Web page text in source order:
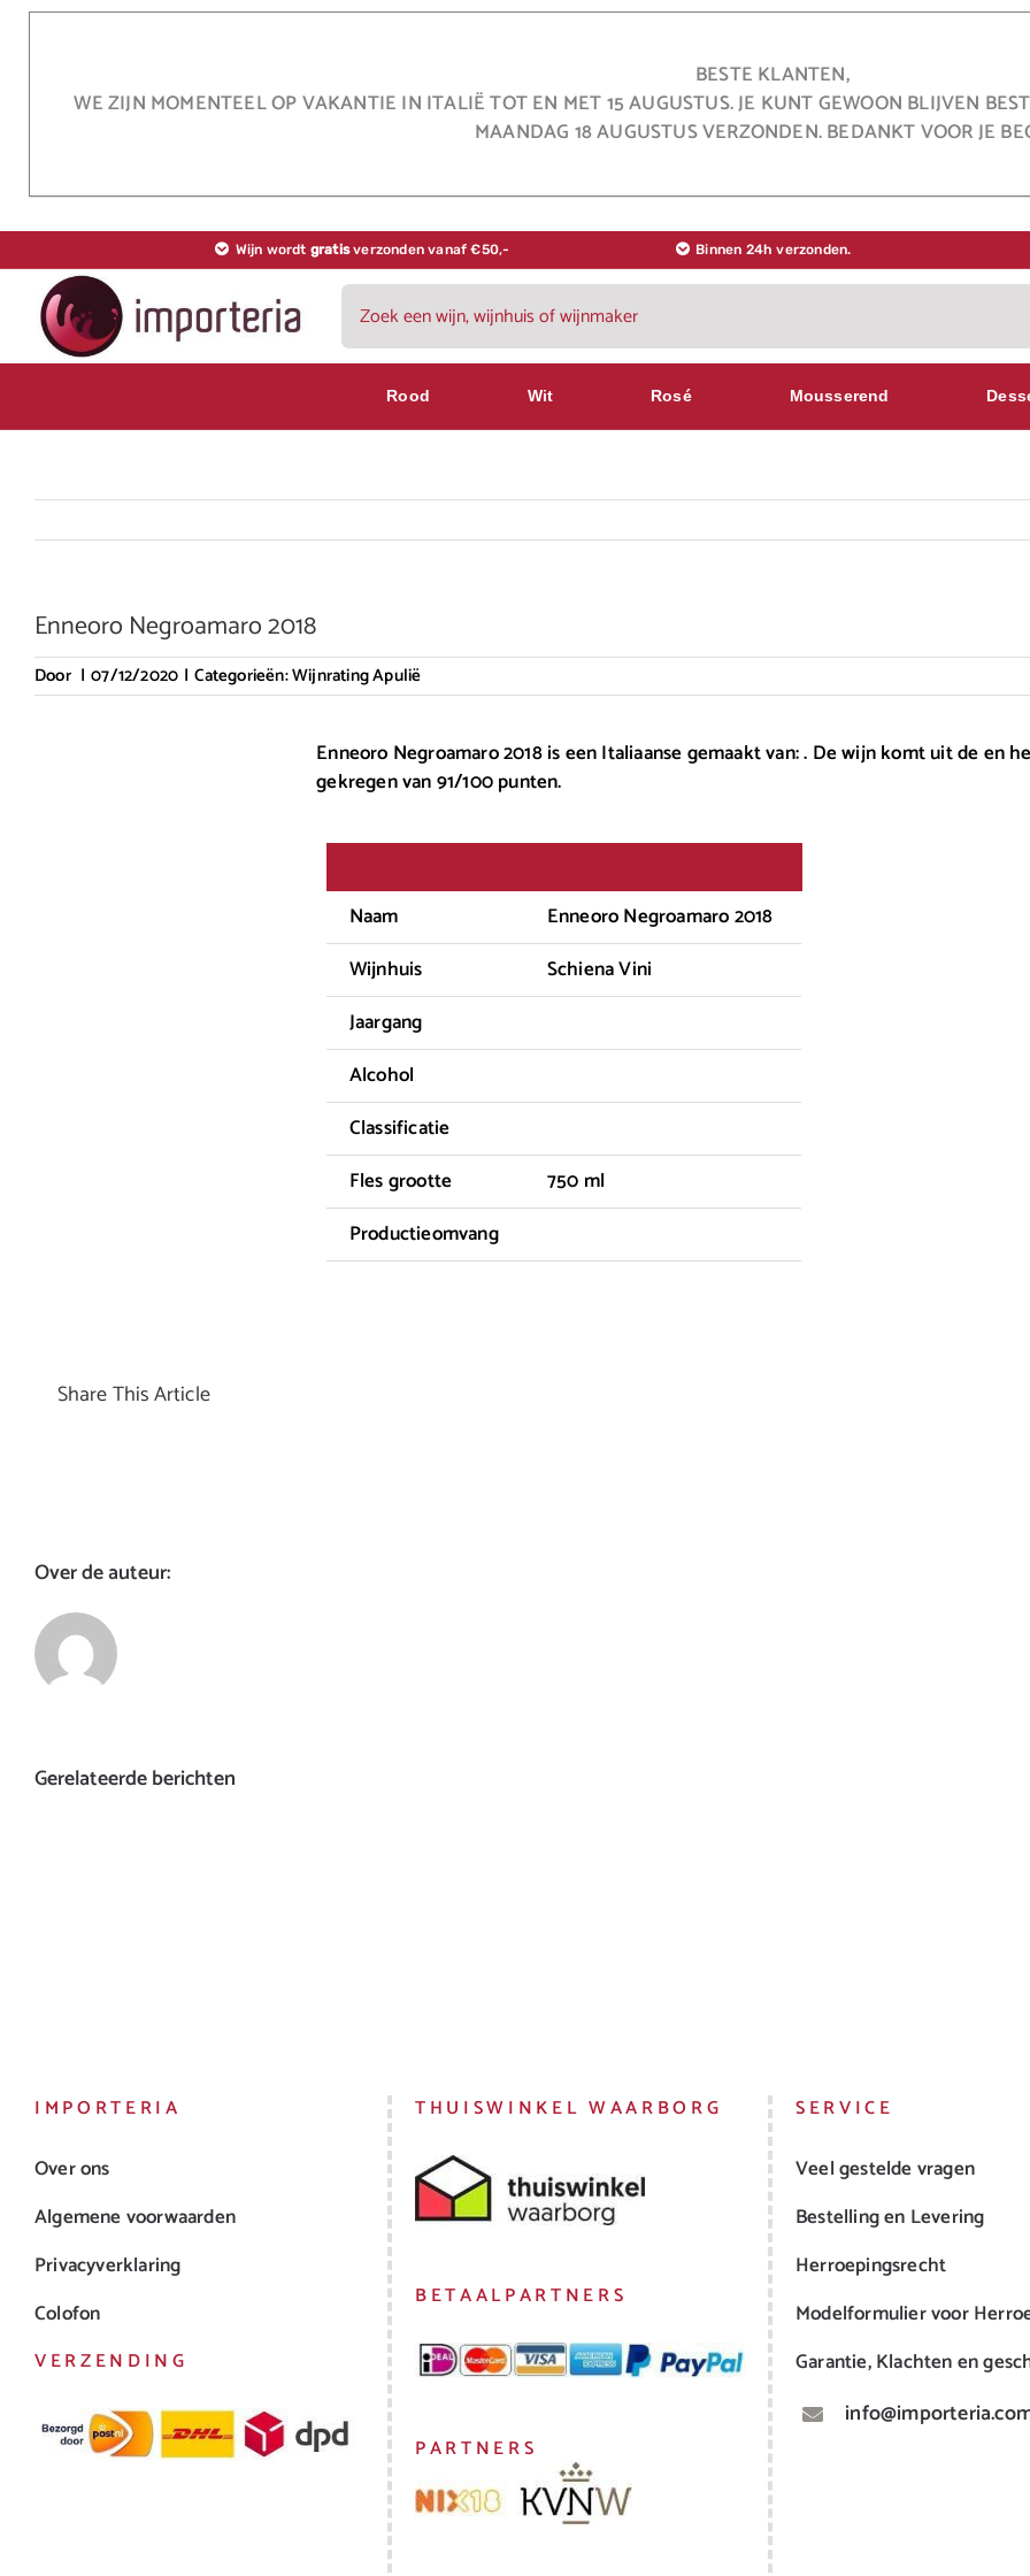
BESTE KLANTEN,
WE ZIJN MOMENTEEL OP VAKANTIE IN ITALIË TOT EN MET 15 AUGUSTUS. JE KUNT GEWOON BLIJVEN
MAANDAG 18 AUGUSTUS VERZONDEN. BEDANKT VOOR JE
Wijn wordt gratisverzonden vanaf €50,- Binnen 24h verzonden.
Zoeken
naar:
Rood Wit Rosé Mousserend
Enneoro Negroamaro 2018
Door | 07/12/2020 | Categorieën:Wijnrating Apulië
Enneoro Negroamaro 2018 is een Italiaanse gemaakt van: . De wijn komt uit de en
gekregen van 91/100 punten.
Naam
Enneoro Negroamaro 2018
Wijnhuis
Schiena Vini
Jaargang
Alcohol
Classificatie
Fles grootte
750 ml
Productieomvang
Share This Article
Over de auteur:
Gerelateerde berichten
IMPORTERIA
Over ons
Algemene voorwaarden
Privacyverklaring
Colofon
VERZENDING
THUISWINKEL WAARBORG
BETAALPARTNERS
PARTNERS
SERVICE
Veel gestelde vragen
Bestelling en Levering
Herroepingsrecht
Modelformulier voor
Garantie, Klachten en